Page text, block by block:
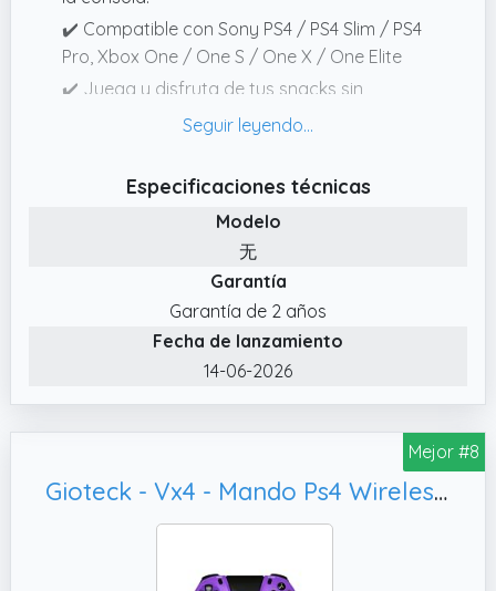
✔️ Compatible con Sony PS4 / PS4 Slim / PS4
Pro, Xbox One / One S / One X / One Elite
✔️ Juega y disfruta de tus snacks sin
preocupaciones – El recubrimiento de PVC
alitas de pollo, el acabado liso del cable
resiste manchas y olores, a diferencia de los
cables con textura que absorben la
✔️ Sigue jugando – Sin miedo a quedarte sin
batería: Mantente en la partida incluso
cuando la batería esté baja. Sin
✔️ Servicio postventa: Este producto puede
ser reemplazado y devuelto dentro de los 30
Especificaciones técnicas
Modelo
无
Garantía
Garantía de 2 años
Fecha de lanzamiento
14-06-2026
Mejor #8
Gioteck - Vx4 - Mando Ps4 Wireless, Compatible con Ps4 y PC Malva (Windows 8.1)